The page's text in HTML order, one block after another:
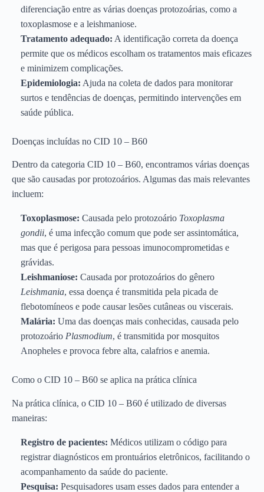
diferenciação entre as várias doenças protozoárias, como a
toxoplasmose e a leishmaniose.
Tratamento adequado: A identificação correta da doença
permite que os médicos escolham os tratamentos mais eficazes
e minimizem complicações.
Epidemiologia: Ajuda na coleta de dados para monitorar
surtos e tendências de doenças, permitindo intervenções em
saúde pública.
Doenças incluídas no CID 10 – B60
Dentro da categoria CID 10 – B60, encontramos várias doenças
que são causadas por protozoários. Algumas das mais relevantes
incluem:
Toxoplasmose: Causada pelo protozoário Toxoplasma
gondii, é uma infecção comum que pode ser assintomática,
mas que é perigosa para pessoas imunocomprometidas e
grávidas.
Leishmaniose: Causada por protozoários do gênero
Leishmania, essa doença é transmitida pela picada de
flebotomíneos e pode causar lesões cutâneas ou viscerais.
Malária: Uma das doenças mais conhecidas, causada pelo
protozoário Plasmodium, é transmitida por mosquitos
Anopheles e provoca febre alta, calafrios e anemia.
Como o CID 10 – B60 se aplica na prática clínica
Na prática clínica, o CID 10 – B60 é utilizado de diversas
maneiras:
Registro de pacientes: Médicos utilizam o código para
registrar diagnósticos em prontuários eletrônicos, facilitando o
acompanhamento da saúde do paciente.
Pesquisa: Pesquisadores usam esses dados para entender a